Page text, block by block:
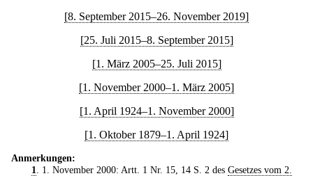
[8. September 2015–26. November 2019]
[25. Juli 2015–8. September 2015]
[1. März 2005–25. Juli 2015]
[1. November 2000–1. März 2005]
[1. April 1924–1. November 2000]
[1. Oktober 1879–1. April 1924]
Anmerkungen:
1. 1. November 2000: Artt. 1 Nr. 15, 14 S. 2 des Gesetzes vom 2.